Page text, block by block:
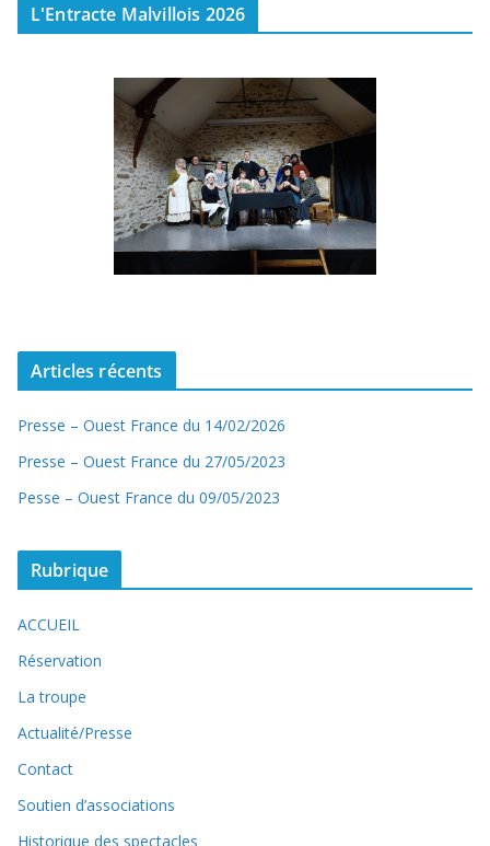
L'Entracte Malvillois 2026
Articles récents
Presse – Ouest France du 14/02/2026
Presse – Ouest France du 27/05/2023
Pesse – Ouest France du 09/05/2023
Rubrique
ACCUEIL
Réservation
La troupe
Actualité/Presse
Contact
Soutien d’associations
Historique des spectacles